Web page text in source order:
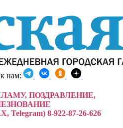
нам:
ПОЗДРАВЛЕНИЕ,
8-922-87-26-626